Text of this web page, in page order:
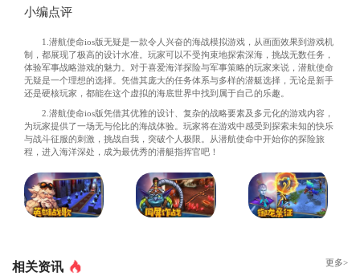
小编点评
1.潜航使命ios版无疑是一款令人兴奋的海战模拟游戏，从画面效果到游戏机
制，都展现了极高的设计水准。玩家可以不受拘束地探索深海，挑战无数任务，
体验军事战略游戏的魅力。对于喜爱海洋探险与军事策略的玩家来说，潜航使命
无疑是一个理想的选择。凭借其庞大的任务体系与多样的潜艇选择，无论是新手
还是硬核玩家，都能在这个虚拟的海底世界中找到属于自己的乐趣。
2.潜航使命ios版凭借其优雅的设计、复杂的战略要素及多元化的游戏内容，
为玩家提供了一场无与伦比的海战体验。玩家将在游戏中感受到探索未知的快乐
与战斗征服的刺激，挑战自我，突破个人极限。从潜航使命中开始你的探险旅
程，进入海洋深处，成为最优秀的潜艇指挥官吧！
相关资讯 更多>